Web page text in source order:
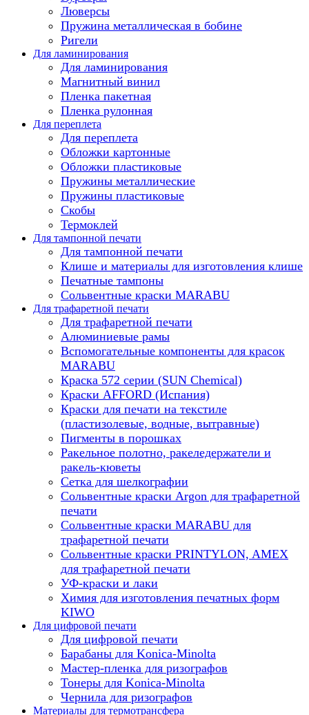
Люверсы
Пружина металлическая в бобине
Ригели
Для ламинирования
Для ламинирования
Магнитный винил
Пленка пакетная
Пленка рулонная
Для переплета
Для переплета
Обложки картонные
Обложки пластиковые
Пружины металлические
Пружины пластиковые
Скобы
Термоклей
Для тампонной печати
Для тампонной печати
Клише и материалы для изготовления клише
Печатные тампоны
Сольвентные краски MARABU
Для трафаретной печати
Для трафаретной печати
Алюминиевые рамы
Вспомогательные компоненты для красок
MARABU
Краска 572 серии (SUN Chemical)
Краски AFFORD (Испания)
Краски для печати на текстиле
(пластизолевые, водные, вытравные)
Пигменты в порошках
Ракельное полотно, ракеледержатели и
ракель-кюветы
Сетка для шелкографии
Сольвентные краски Argon для трафаретной
печати
Сольвентные краски MARABU для
трафаретной печати
Сольвентные краски PRINTYLON, AMEX
для трафаретной печати
УФ-краски и лаки
Химия для изготовления печатных форм
KIWO
Для цифровой печати
Для цифровой печати
Барабаны для Konica-Minolta
Мастер-пленка для ризографов
Тонеры для Konica-Minolta
Чернила для ризографов
Материалы для термотрансфера